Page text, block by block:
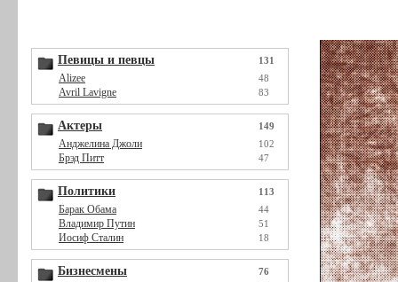
Певицы и певцы 131
Alizee 48
Avril Lavigne 83
Актеры 149
Анджелина Джоли 102
Брэд Питт 47
Политики 113
Барак Обама 44
Владимир Путин 51
Иосиф Сталин 18
Бизнесмены 76